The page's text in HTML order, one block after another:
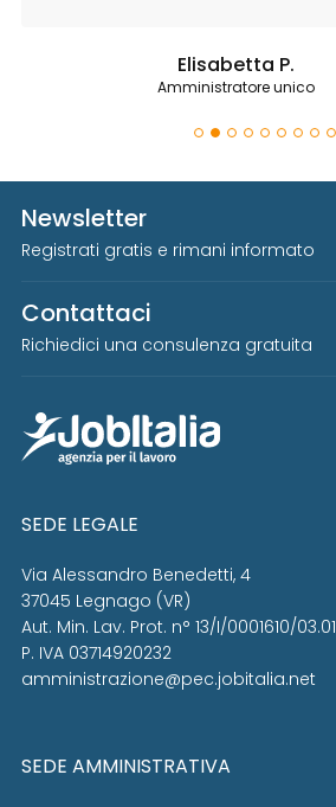
Elisabetta P.
Amministratore unico
Newsletter
Registrati gratis e rimani informato
Contattaci
Richiedici una consulenza gratuita
SEDE LEGALE
Via Alessandro Benedetti, 4
37045 Legnago (VR)
Aut. Min. Lav. Prot. n° 13/I/0001610/03.01
P. IVA 03714920232
amministrazione@pec.jobitalia.net
SEDE AMMINISTRATIVA